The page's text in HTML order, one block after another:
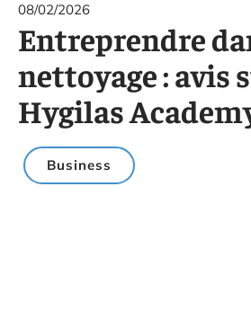
08/02/2026
Entreprendre
nettoyage : avis
Hygilas
Business